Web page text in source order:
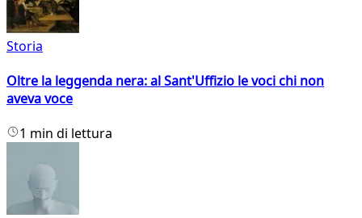
Storia
Oltre la leggenda nera: al Sant'Uffizio le voci chi non
aveva voce
1 min di lettura